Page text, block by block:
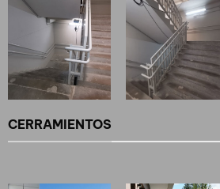
CERRAMIENTOS